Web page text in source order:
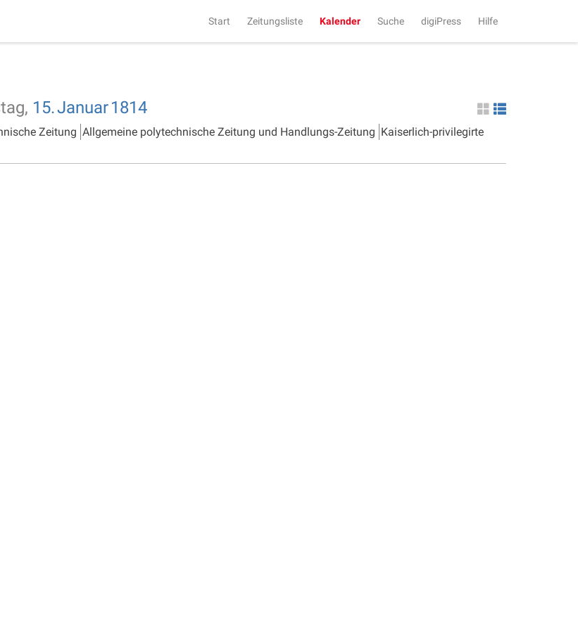
Start Zeitungsliste Kalender Suche digiPress Hilfe
15.Januar1814
Zeitung Allgemeine polytechnische Zeitung und Handlungs-Zeitung Kaiserlich-privilegirte